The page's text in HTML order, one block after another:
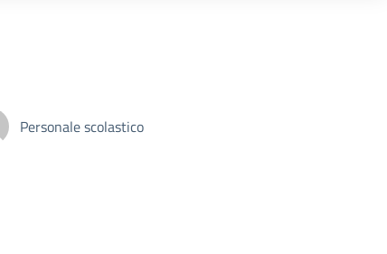
Personale scolastico